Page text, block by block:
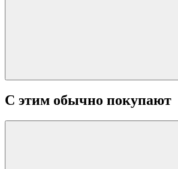
С этим обычно покупают